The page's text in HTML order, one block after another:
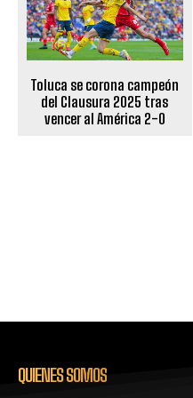
Toluca se corona campeón
del Clausura 2025 tras
vencer al América 2-0
QUIENES SOMOS